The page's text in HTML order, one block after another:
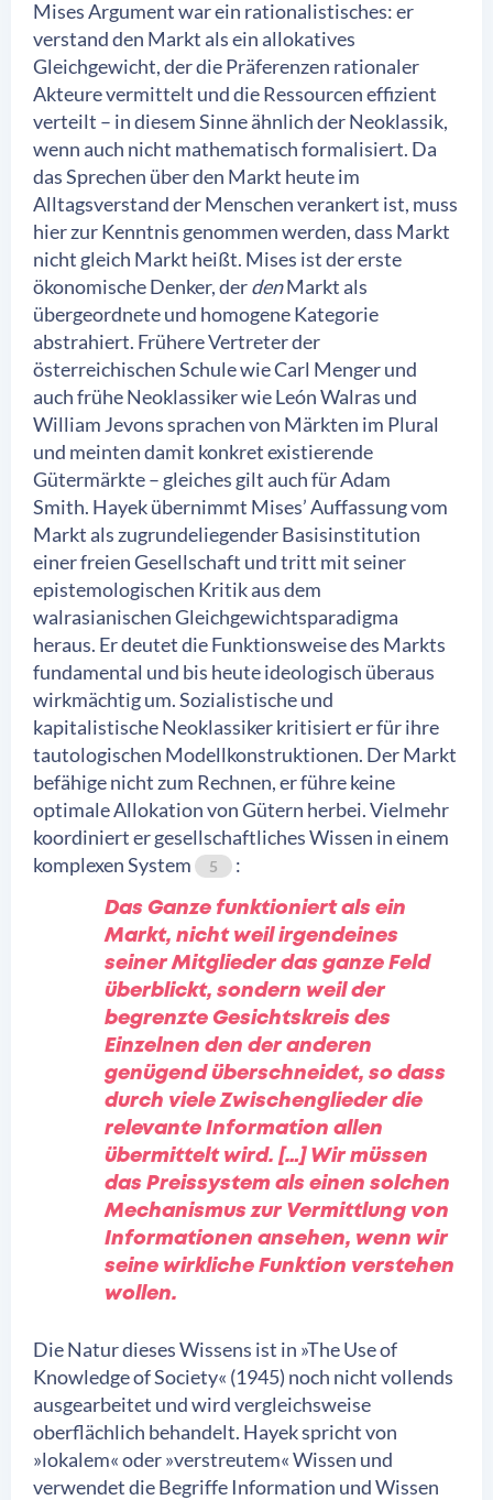
Mises Argument war ein rationalistisches: er
verstand den Markt als ein allokatives
Gleichgewicht, der die Präferenzen rationaler
Akteure vermittelt und die Ressourcen effizient
verteilt – in diesem Sinne ähnlich der Neoklassik,
wenn auch nicht mathematisch formalisiert. Da
das Sprechen über den Markt heute im
Alltagsverstand der Menschen verankert ist, muss
hier zur Kenntnis genommen werden, dass Markt
nicht gleich Markt heißt. Mises ist der erste
ökonomische Denker, derdenMarkt als
übergeordnete und homogene Kategorie
abstrahiert. Frühere Vertreter der
österreichischen Schule wie Carl Menger und
auch frühe Neoklassiker wie León Walras und
William Jevons sprachen von Märkten im Plural
und meinten damit konkret existierende
Gütermärkte – gleiches gilt auch für Adam
Smith. Hayek übernimmt Mises’ Auffassung vom
Markt als zugrundeliegender Basisinstitution
einer freien Gesellschaft und tritt mit seiner
epistemologischen Kritik aus dem
walrasianischen Gleichgewichtsparadigma
heraus. Er deutet die Funktionsweise des Markts
fundamental und bis heute ideologisch überaus
wirkmächtig um. Sozialistische und
kapitalistische Neoklassiker kritisiert er für ihre
tautologischen Modellkonstruktionen. Der Markt
befähige nicht zum Rechnen, er führe keine
optimale Allokation von Gütern herbei. Vielmehr
koordiniert er gesellschaftliches Wissen in einem
komplexen System
5 :
Das Ganze funktioniert als ein
Markt, nicht weil irgendeines
seiner Mitglieder das ganze Feld
überblickt, sondern weil der
begrenzte Gesichtskreis des
Einzelnen den der anderen
genügend überschneidet, so dass
durch viele Zwischenglieder die
relevante Information allen
übermittelt wird. […] Wir müssen
das Preissystem als einen solchen
Mechanismus zur Vermittlung von
Informationen ansehen, wenn wir
seine wirkliche Funktion verstehen
wollen.
Die Natur dieses Wissens ist in »The Use of
Knowledge of Society« (1945) noch nicht vollends
ausgearbeitet und wird vergleichsweise
oberflächlich behandelt. Hayek spricht von
»lokalem« oder »verstreutem« Wissen und
verwendet die Begriffe Information und Wissen